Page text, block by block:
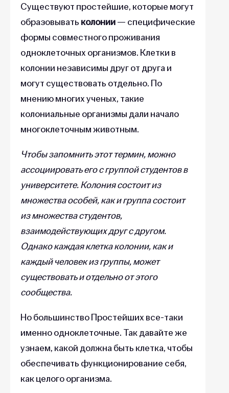
Существуют простейшие, которые могут
образовывать колонии— специфические
формы совместного проживания
одноклеточных организмов. Клетки в
колонии независимы друг от друга и
могут существовать отдельно. По
мнению многих ученых, такие
колониальные организмы дали начало
многоклеточным животным.
Чтобы запомнить этот термин, можно
ассоциировать его с группой студентов в
университете. Колония состоит из
множества особей, как и группа состоит
из множества студентов,
взаимодействующих друг с другом.
Однако каждая клетка колонии, как и
каждый человек из группы, может
существовать и отдельно от этого
сообщества.
Но большинство Простейших все-таки
именно одноклеточные. Так давайте же
узнаем, какой должна быть клетка, чтобы
обеспечивать функционирование себя,
как целого организма.